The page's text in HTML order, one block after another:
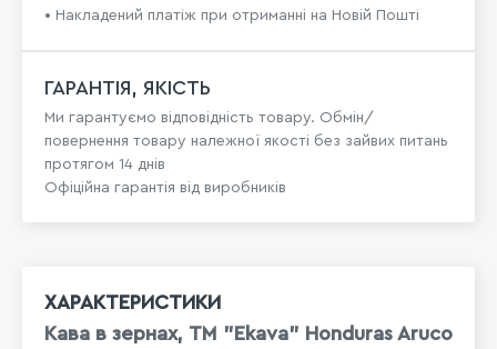
• Накладений платіж при отриманні на Новій Пошті
ГАРАНТІЯ, ЯКІСТЬ
Ми гарантуємо відповідність товару. Обмін/
повернення товару належної якості без зайвих питань
протягом 14 днів
Офіційна гарантія від виробників
ХАРАКТЕРИСТИКИ
Кава в зернах, ТМ "Ekava" Honduras Aruco